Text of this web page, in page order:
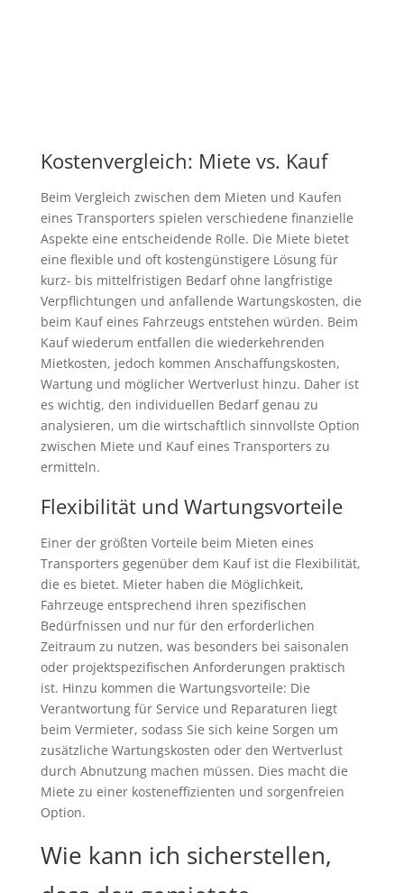
Kostenvergleich: Miete vs. Kauf
Beim Vergleich zwischen dem Mieten und Kaufen
eines Transporters spielen verschiedene finanzielle
Aspekte eine entscheidende Rolle. Die Miete bietet
eine flexible und oft kostengünstigere Lösung für
kurz- bis mittelfristigen Bedarf ohne langfristige
Verpflichtungen und anfallende Wartungskosten, die
beim Kauf eines Fahrzeugs entstehen würden. Beim
Kauf wiederum entfallen die wiederkehrenden
Mietkosten, jedoch kommen Anschaffungskosten,
Wartung und möglicher Wertverlust hinzu. Daher ist
es wichtig, den individuellen Bedarf genau zu
analysieren, um die wirtschaftlich sinnvollste Option
zwischen Miete und Kauf eines Transporters zu
ermitteln.
Flexibilität und Wartungsvorteile
Einer der größten Vorteile beim Mieten eines
Transporters gegenüber dem Kauf ist die Flexibilität,
die es bietet. Mieter haben die Möglichkeit,
Fahrzeuge entsprechend ihren spezifischen
Bedürfnissen und nur für den erforderlichen
Zeitraum zu nutzen, was besonders bei saisonalen
oder projektspezifischen Anforderungen praktisch
ist. Hinzu kommen die Wartungsvorteile: Die
Verantwortung für Service und Reparaturen liegt
beim Vermieter, sodass Sie sich keine Sorgen um
zusätzliche Wartungskosten oder den Wertverlust
durch Abnutzung machen müssen. Dies macht die
Miete zu einer kosteneffizienten und sorgenfreien
Option.
Wie kann ich sicherstellen,